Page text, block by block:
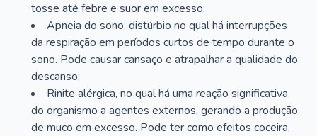
tosse até febre e suor em excesso;
Apneia do sono, distúrbio no qual há interrupções
da respiração em períodos curtos de tempo durante o
sono. Pode causar cansaço e atrapalhar a qualidade do
descanso;
Rinite alérgica, no qual há uma reação significativa
do organismo a agentes externos, gerando a produção
de muco em excesso. Pode ter como efeitos coceira,